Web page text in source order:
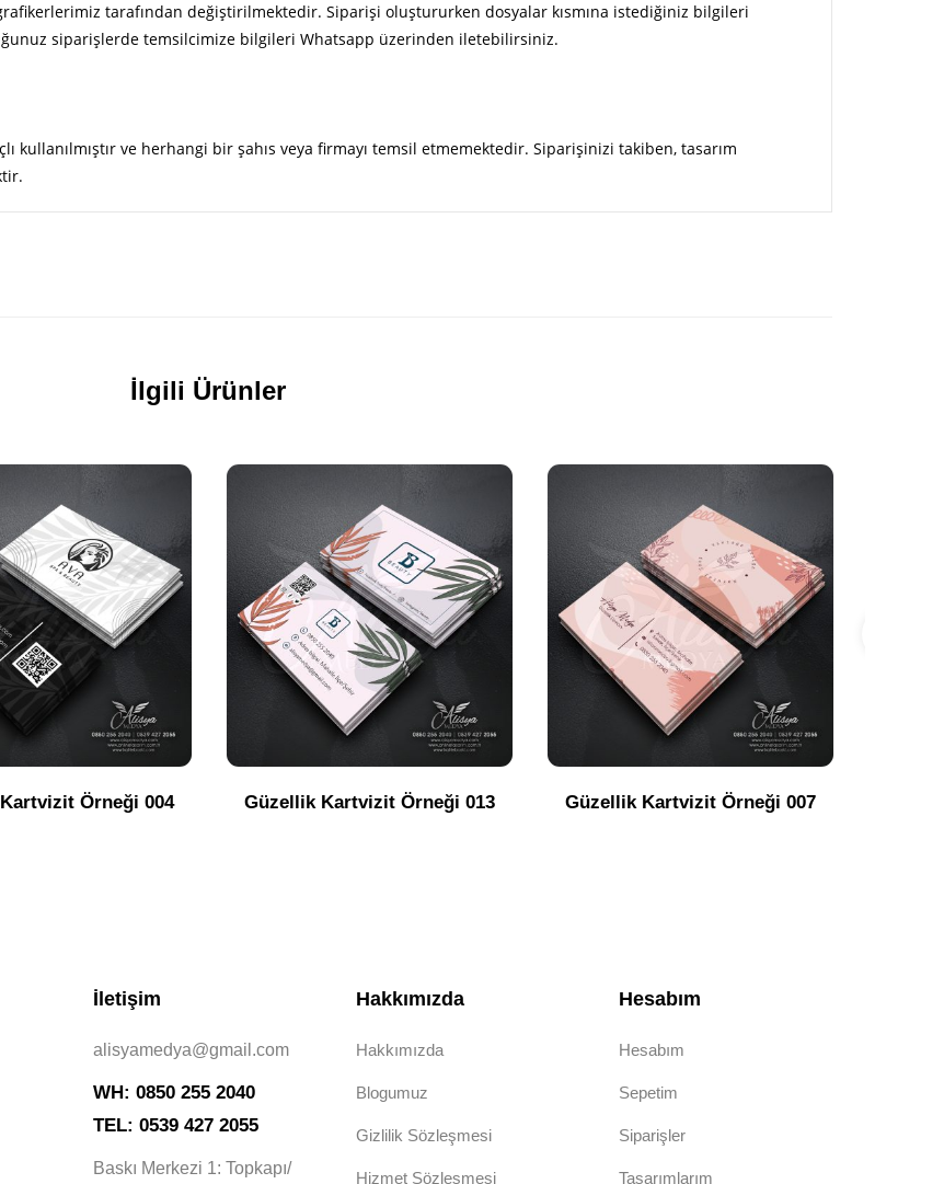
tarafından değiştirilmektedir. Siparişi oluştururken dosyalar kısmına istediğiniz bilgileri
siparişlerde temsilcimize bilgileri Whatsapp üzerinden iletebilirsiniz.
ve herhangi bir şahıs veya firmayı temsil etmemektedir. Siparişinizi takiben, tasarım
İlgili Ürünler
Örneği 004 Güzellik Kartvizit Örneği 013 Güzellik Kartvizit Örneği 007
İletişim
alisyamedya@gmail.com
WH: 0850 255 2040
TEL: 0539 427 2055
Baskı Merkezi 1: Topkapı/
Hakkımızda
Hakkımızda
Blogumuz
Gizlilik Sözleşmesi
Hizmet Sözleşmesi
Hesabım
Hesabım
Sepetim
Siparişler
Tasarımlarım